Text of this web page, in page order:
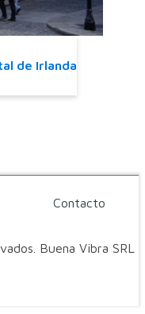
de Irlanda
Buena Vibra SRL
Contacto